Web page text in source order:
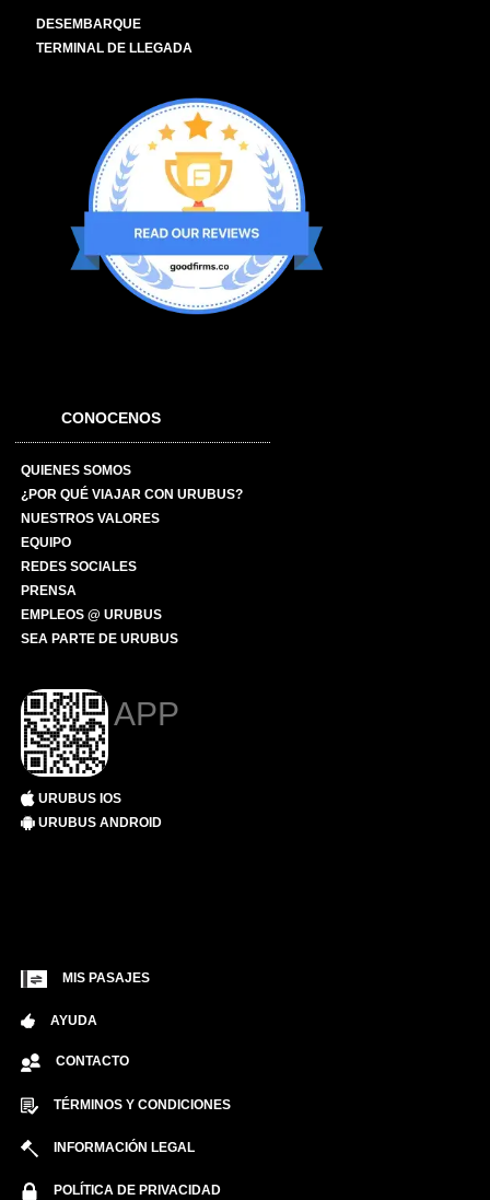
DESEMBARQUE
TERMINAL DE LLEGADA
CONOCENOS
QUIENES SOMOS
¿POR QUÉ VIAJAR CON URUBUS?
NUESTROS VALORES
EQUIPO
REDES SOCIALES
PRENSA
EMPLEOS @ URUBUS
SEA PARTE DE URUBUS
APP
URUBUS IOS
URUBUS ANDROID
MIS PASAJES
AYUDA
CONTACTO
TÉRMINOS Y CONDICIONES
INFORMACIÓN LEGAL
POLÍTICA DE PRIVACIDAD